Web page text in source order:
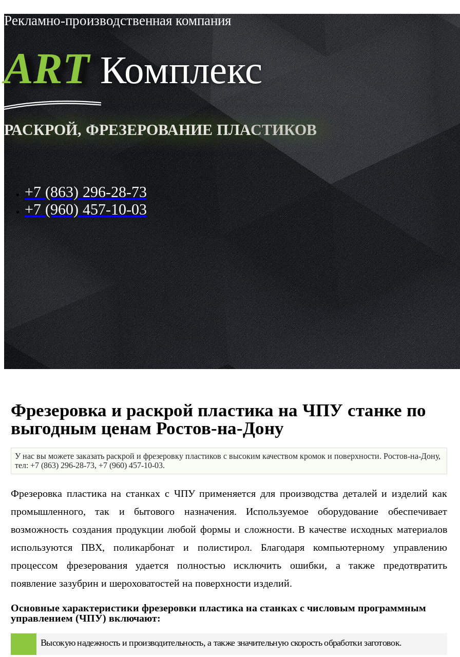
Рекламно-производственная компания
ARTКомплекс
РАСКРОЙ, ФРЕЗЕРОВАНИЕ ПЛАСТИКОВ
+7 (863) 296-28-73
+7 (960) 457-10-03
Фрезеровка и раскрой пластика на ЧПУ станке по
выгодным ценам Ростов-на-Дону
У нас вы можете заказать раскрой и фрезеровку пластиков с высоким качеством кромок и поверхности. Ростов-на-Дону,
тел: +7 (863) 296-28-73, +7 (960) 457-10-03.
Фрезеровка пластика на станках с ЧПУ применяется для производства деталей и изделий как
промышленного, так и бытового назначения. Используемое оборудование обеспечивает
возможность создания продукции любой формы и сложности. В качестве исходных материалов
используются ПВХ, поликарбонат и полистирол. Благодаря компьютерному управлению
процессом фрезерования удается полностью исключить ошибки, а также предотвратить
появление зазубрин и шероховатостей на поверхности изделий.
Основные характеристики фрезеровки пластика на станках с числовым программным
управлением (ЧПУ) включают:
Высокую надежность и производительность, а также значительную скорость обработки заготовок.